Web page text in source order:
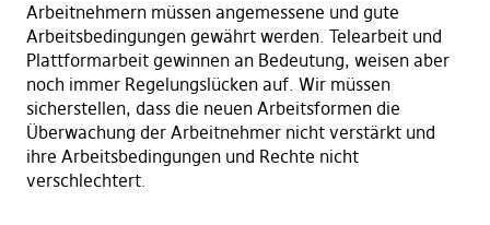
Arbeitnehmern müssen angemessene und gute
Arbeitsbedingungen gewährt werden. Telearbeit und
Plattformarbeit gewinnen an Bedeutung, weisen aber
noch immer Regelungslücken auf. Wir müssen
sicherstellen, dass die neuen Arbeitsformen die
Überwachung der Arbeitnehmer nicht verstärkt und
ihre Arbeitsbedingungen und Rechte nicht
verschlechtert.